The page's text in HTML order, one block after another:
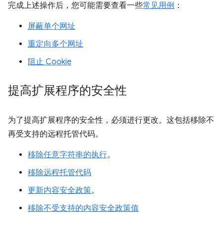
完成上述操作后，您可能需要查看一些常见用例 ：
屏蔽单个网址
重定向多个网址
阻止 Cookie
提高扩展程序的安全性
为了提高扩展程序的安全性，必须进行更改。这包括移除不
再受支持的远程托管代码。
移除任意字符串的执行。
移除远程托管代码
更新内容安全政策。
移除不受支持的内容安全政策值